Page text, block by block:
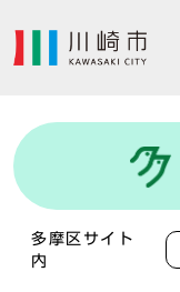
多摩区サイト
内